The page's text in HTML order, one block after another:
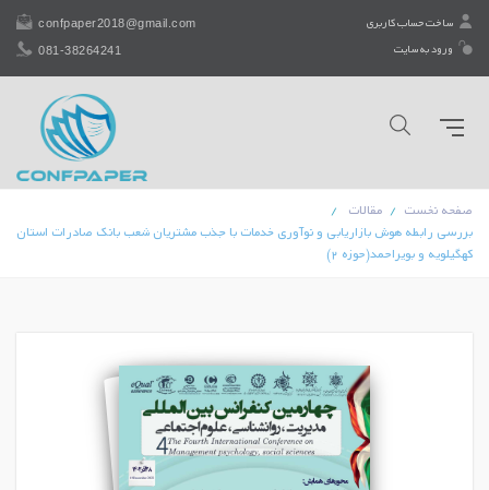
ساخت حساب کاربری
ورود به سایت
confpaper2018@gmail.com
081-38264241
صفحه نخست
مقالات
بررسی رابطه هوش بازاریابی و نوآوری خدمات با جذب مشتریان شعب بانک صادرات استان
کهگیلویه و بویراحمد(حوزه 2)